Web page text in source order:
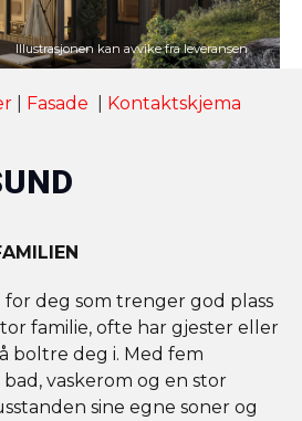
Fasade Kontaktskjema
deg som trenger god plass
familie, ofte har gjester eller
boltre deg i. Med fem
vaskerom og en stor
sine egne soner og